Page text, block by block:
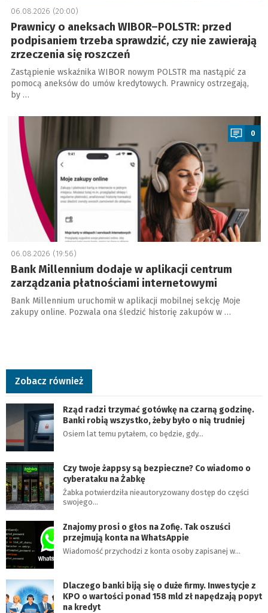
06.08.2026 (20:00)
Prawnicy o aneksach WIBOR–POLSTR: przed
podpisaniem trzeba sprawdzić, czy nie zawierają
zrzeczenia się roszczeń
Zastąpienie wskaźnika WIBOR nowym POLSTR ma nastąpić za
pomocą aneksów do umów kredytowych. Prawnicy ostrzegają,
by …
0
06.08.2026 (19:56)
Bank Millennium dodaje w aplikacji centrum
zarządzania płatnościami internetowymi
Bank Millennium uruchomił w aplikacji mobilnej sekcję Moje
zakupy online. Pozwala ona śledzić historię zakupów w …
Zobacz również
Rząd radzi trzymać gotówkę na czarną godzinę.
Banki robią wszystko, żeby było o nią trudniej
Osiem lat temu pytałem, co będzie, gdy…
Czy twoje żappsy są bezpieczne? Co wiadomo o
cyberataku na Żabkę
Żabka potwierdziła nieautoryzowany dostęp do części
swojego…
Znajomy prosi o głos na Zofię. Tak oszuści
przejmują konta na WhatsAppie
Wiadomość przychodzi z konta osoby zapisanej w…
Dlaczego banki biją się o duże firmy. Inwestycje z
KPO o wartości ponad 158 mld zł napędzają popyt
na kredyt